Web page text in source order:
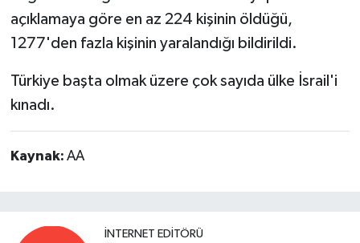
açıklamaya göre en az 224 kişinin öldüğü,
1277'den fazla kişinin yaralandığı bildirildi.
Türkiye başta olmak üzere çok sayıda ülke İsrail'i
kınadı.
Kaynak: AA
İNTERNET EDITÖRÜ